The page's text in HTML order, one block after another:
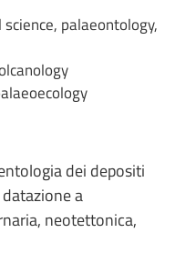
palaeontology,
dei depositi
a
neotettonica,